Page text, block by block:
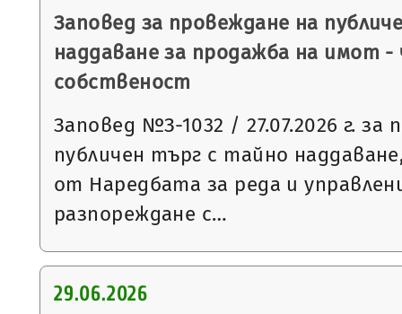
Заповед за провеждане на
наддаване за продажба на имот
собственост
Заповед №З-1032 / 27.07.2026 г. за
публичен търг с тайно наддаване,
от Наредбата за реда и
разпореждане с…
29.06.2026